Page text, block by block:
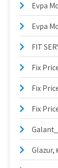
Evpa
Evpa
FIT
Fix
Fix
Fix
Glazur,